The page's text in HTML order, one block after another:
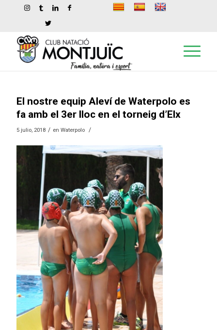
El nostre equip Aleví de Waterpolo es
fa amb el 3er lloc en el torneig d’Elx
5 julio, 2018 / en Waterpolo /